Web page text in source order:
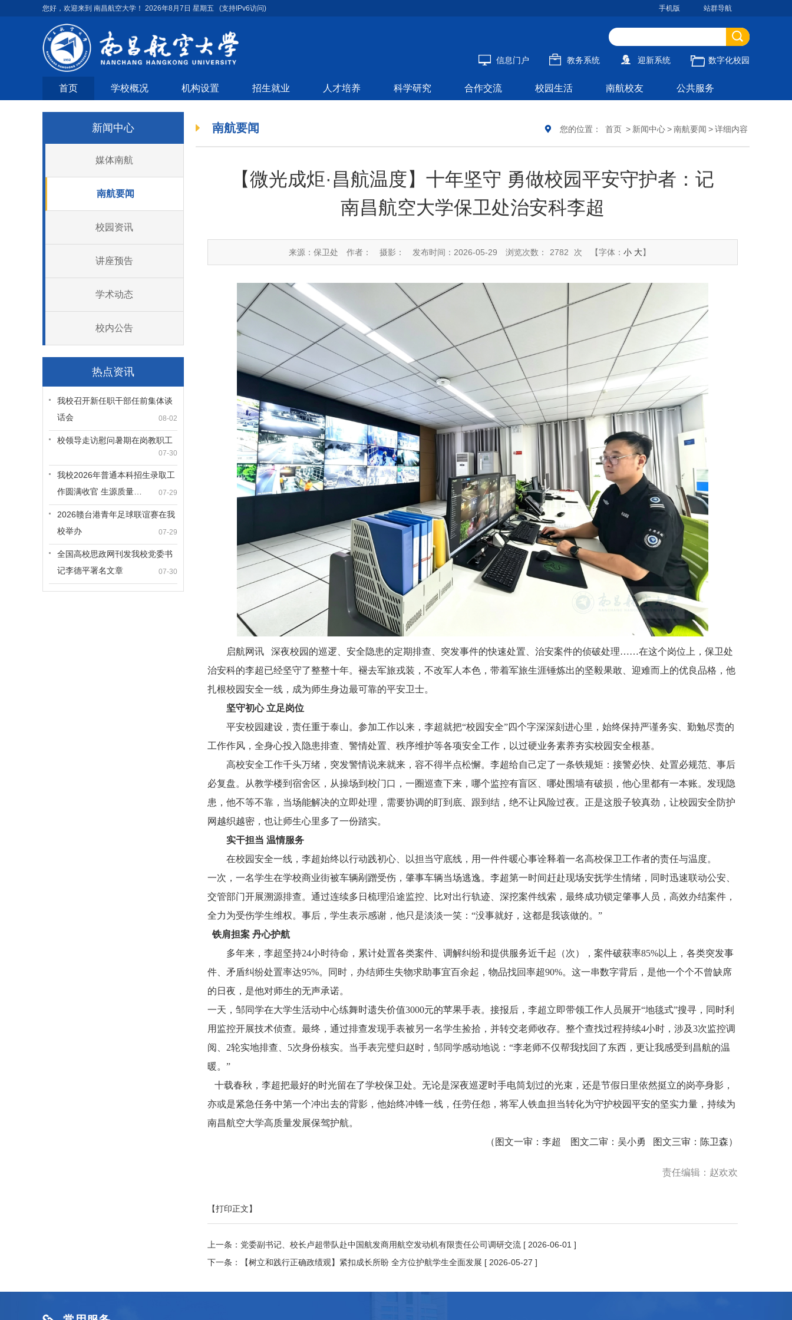
您好，欢迎来到 南昌航空大学！ 2026年8月7日 星期五 (支持IPv6访问) 手机版 站群导航
信息门户 教务系统 迎新系统 数字化校园
首页 学校概况 机构设置 招生就业 人才培养 科学研究 合作交流 校园生活 南航校友 公共服务
新闻中心
媒体南航
南航要闻
校园资讯
讲座预告
学术动态
校内公告
热点资讯
08-02
我校召开新任职干部任前集体谈
话会
07-30
校领导走访慰问暑期在岗教职工
07-29
我校2026年普通本科招生录取工
作圆满收官 生源质量…
07-29
2026赣台港青年足球联谊赛在我
校举办
07-30
全国高校思政网刊发我校党委书
记李德平署名文章
您的位置： 首页 > 新闻中心>南航要闻 >详细内容
南航要闻
【微光成炬·昌航温度】十年坚守 勇做校园平安守护者：记
南昌航空大学保卫处治安科李超
来源：保卫处 作者： 摄影： 发布时间：2026-05-29 浏览次数： 2782 次 【字体： 小 大】
启航网讯 深夜校园的巡逻、安全隐患的定期排查、突发事件的快速处置、治安案件的侦破处理……在这个岗位上，保卫处
治安科的李超已经坚守了整整十年。褪去军旅戎装，不改军人本色，带着军旅生涯锤炼出的坚毅果敢、迎难而上的优良品格，他
扎根校园安全一线，成为师生身边最可靠的平安卫士。
坚守初心 立足岗位
平安校园建设，责任重于泰山。参加工作以来，李超就把“校园安全”四个字深深刻进心里，始终保持严谨务实、勤勉尽责的
工作作风，全身心投入隐患排查、警情处置、秩序维护等各项安全工作，以过硬业务素养夯实校园安全根基。
高校安全工作千头万绪，突发警情说来就来，容不得半点松懈。李超给自己定了一条铁规矩：接警必快、处置必规范、事后
必复盘。从教学楼到宿舍区，从操场到校门口，一圈巡查下来，哪个监控有盲区、哪处围墙有破损，他心里都有一本账。发现隐
患，他不等不靠，当场能解决的立即处理，需要协调的盯到底、跟到结，绝不让风险过夜。正是这股子较真劲，让校园安全防护
网越织越密，也让师生心里多了一份踏实。
实干担当 温情服务
在校园安全一线，李超始终以行动践初心、以担当守底线，用一件件暖心事诠释着一名高校保卫工作者的责任与温度。
一次，一名学生在学校商业街被车辆剐蹭受伤，肇事车辆当场逃逸。李超第一时间赶赴现场安抚学生情绪，同时迅速联动公安、
交管部门开展溯源排查。通过连续多日梳理沿途监控、比对出行轨迹、深挖案件线索，最终成功锁定肇事人员，高效办结案件，
全力为受伤学生维权。事后，学生表示感谢，他只是淡淡一笑：“没事就好，这都是我该做的。”
铁肩担案 丹心护航
多年来，李超坚持24小时待命，累计处置各类案件、调解纠纷和提供服务近千起（次），案件破获率85%以上，各类突发事
件、矛盾纠纷处置率达95%。同时，办结师生失物求助事宜百余起，物品找回率超90%。这一串数字背后，是他一个个不曾缺席
的日夜，是他对师生的无声承诺。
一天，邹同学在大学生活动中心练舞时遗失价值3000元的苹果手表。接报后，李超立即带领工作人员展开“地毯式”搜寻，同时利
用监控开展技术侦查。最终，通过排查发现手表被另一名学生捡拾，并转交老师收存。整个查找过程持续4小时，涉及3次监控调
阅、2轮实地排查、5次身份核实。当手表完璧归赵时，邹同学感动地说：“李老师不仅帮我找回了东西，更让我感受到昌航的温
暖。”
十载春秋，李超把最好的时光留在了学校保卫处。无论是深夜巡逻时手电筒划过的光束，还是节假日里依然挺立的岗亭身影，
亦或是紧急任务中第一个冲出去的背影，他始终冲锋一线，任劳任怨，将军人铁血担当转化为守护校园平安的坚实力量，持续为
南昌航空大学高质量发展保驾护航。
（图文一审：李超 图文二审：吴小勇 图文三审：陈卫森）
责任编辑：赵欢欢
【打印正文】
上一条： 党委副书记、校长卢超带队赴中国航发商用航空发动机有限责任公司调研交流 [ 2026-06-01 ]
下一条：
【树立和践行正确政绩观】紧扣成长所盼 全方位护航学生全面发展 [ 2026-05-27 ]